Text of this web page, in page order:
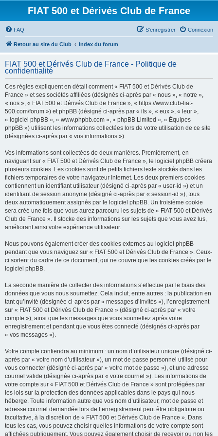
FIAT 500 et Dérivés Club de France
FAQ Connexion
S’enregistrer
Retour au site du Club Index du forum
FIAT 500 et Dérivés Club de France - Politique de
confidentialité
Ces règles expliquent en détail comment « FIAT 500 et Dérivés Club de
France » et ses sociétés affiliées (désignés ci-après par « nous », « notre »,
« nos », « FIAT 500 et Dérivés Club de France », « https://www.club-fiat-
500.com/forum ») et phpBB (désigné ci-après par « ils », « eux », « leur »,
« logiciel phpBB », « www.phpbb.com », « phpBB Limited », « Équipes
phpBB ») utilisent les informations collectées lors de votre utilisation de ce site
(désignées ci-après par « vos informations »).
Vos informations sont collectées de deux manières. Premièrement, en
naviguant sur « FIAT 500 et Dérivés Club de France », le logiciel phpBB créera
plusieurs cookies. Les cookies sont de petits fichiers texte stockés dans les
fichiers temporaires de votre navigateur Internet. Les deux premiers cookies
contiennent un identifiant utilisateur (désigné ci-après par « user-id ») et un
identifiant de session anonyme (désigné ci-après par « session-id »), tous
deux automatiquement assignés par le logiciel phpBB. Un troisième cookie
sera créé une fois que vous aurez parcouru les sujets de « FIAT 500 et Dérivés
Club de France ». Il stocke des informations sur les sujets que vous avez lus,
améliorant ainsi votre expérience utilisateur.
Nous pouvons également créer des cookies externes au logiciel phpBB
pendant que vous naviguez sur « FIAT 500 et Dérivés Club de France ». Ceux-
ci sortent du cadre de ce document, qui ne couvre que les cookies créés par le
logiciel phpBB.
La seconde manière de collecter des informations s’effectue par le biais des
données que vous nous soumettez. Cela inclut, entre autres : la publication en
tant qu’invité (désignée ci-après par « messages d’invités »), l’enregistrement
sur « FIAT 500 et Dérivés Club de France » (désigné ci-après par « votre
compte »), ainsi que les messages que vous soumettez après votre
enregistrement et pendant que vous êtes connecté (désignés ci-après par
« vos messages »).
Votre compte contiendra au minimum : un nom d’utilisateur unique (désigné ci-
après par « votre nom d’utilisateur »), un mot de passe personnel utilisé pour
vous connecter (désigné ci-après par « votre mot de passe »), et une adresse
courriel valide (désignée ci-après par « votre courriel »). Les informations de
votre compte sur « FIAT 500 et Dérivés Club de France » sont protégées par
les lois sur la protection des données applicables dans le pays qui nous
héberge. Toute information autre que vos nom d’utilisateur, mot de passe et
adresse courriel demandée lors de l’enregistrement peut être obligatoire ou
facultative, à la discrétion de « FIAT 500 et Dérivés Club de France ». Dans
tous les cas, vous pouvez choisir quelles informations de votre compte sont
affichées publiquement. Vous pouvez également choisir de recevoir ou non les